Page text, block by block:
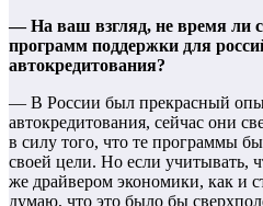
—На ваш взгляд, не время ли
программ поддержки для
автокредитования?
— В России был прекрасный
автокредитования, сейчас они
в силу того, что те программы
своей цели. Но если учитывать,
же драйвером экономики, как и
думаю, что это было бы